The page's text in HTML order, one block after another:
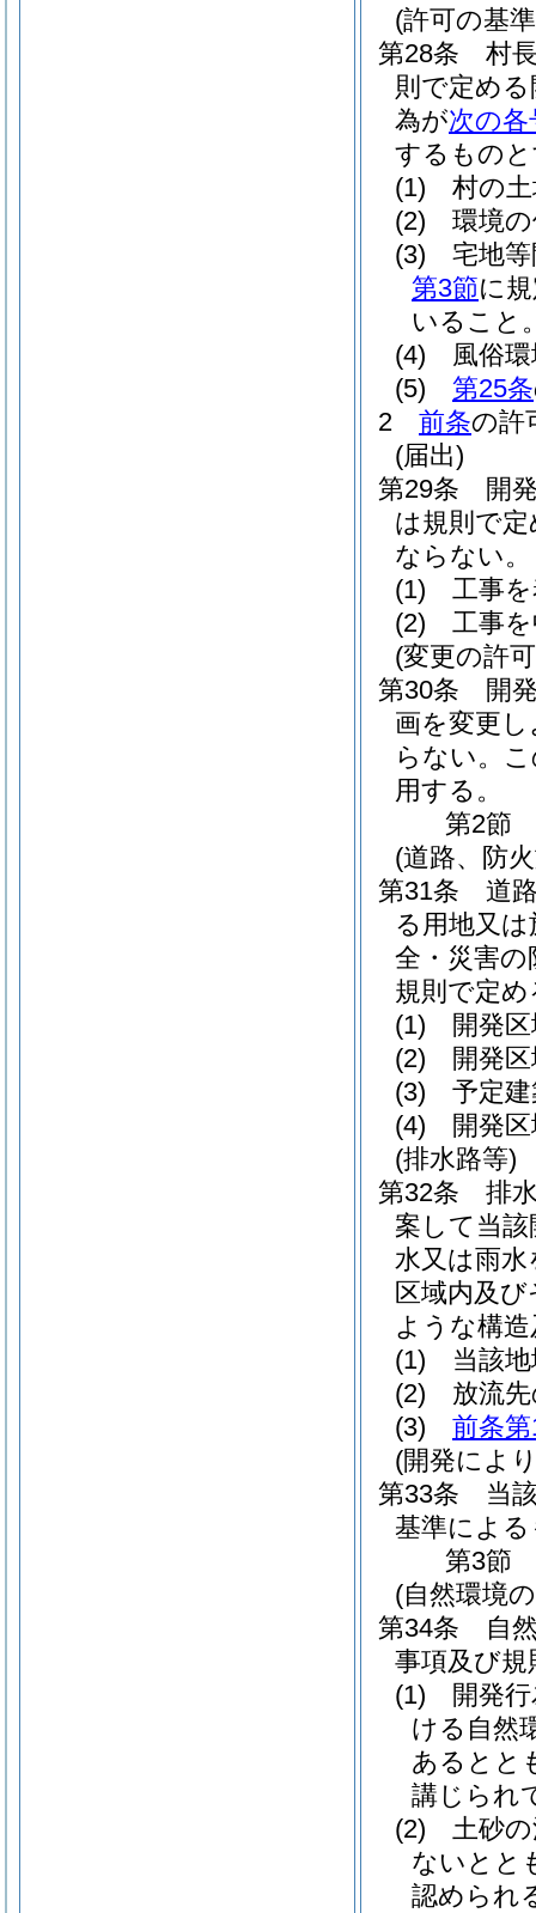
(許可の基
第28条
村
則で定め
為が次の各
するもの
(1)
村の
(2)
環境
(3)
宅地
第3節に
いること
(4)
風俗
(5)
第25条
2
前条の許
(届出)
第29条
開
は規則で
ならない。
(1)
工事
(2)
工事
(変更の許
第30条
開
画を変更
らない。
用する。
第2節
(道路、防
第31条
道
る用地又
全・災害
規則で定
(1)
開発
(2)
開発
(3)
予定
(4)
開発
(排水路等)
第32条
排
案して当
水又は雨
区域内及
ような構
(1)
当該
(2)
放流
(3)
前条
(開発によ
第33条
当
基準によ
第3節
(自然環境
第34条
自
事項及び
(1)
開発
ける自然
あるとと
講じられ
(2)
土砂
ないとと
認められ